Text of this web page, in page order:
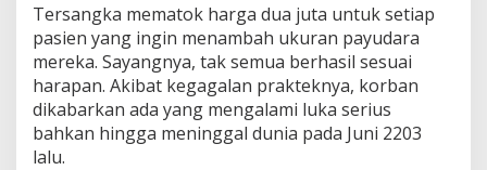
Tersangka mematok harga dua juta untuk setiap
pasien yang ingin menambah ukuran payudara
mereka. Sayangnya, tak semua berhasil sesuai
harapan. Akibat kegagalan prakteknya, korban
dikabarkan ada yang mengalami luka serius
bahkan hingga meninggal dunia pada Juni 2203
lalu.